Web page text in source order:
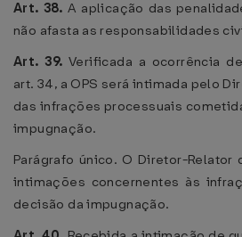
Art. 38. A aplicação das
não afasta as responsabilidades
Art. 39.Verificada a ocorrência
art. 34, a OPS será intimada pelo
das infrações processuais
impugnação.
Parágrafo único. O Diretor-Relator
intimações concernentes às
decisão da impugnação.